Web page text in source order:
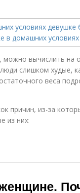
можно вычислить на
слишком худые,
веса
причин, из-за
из них: